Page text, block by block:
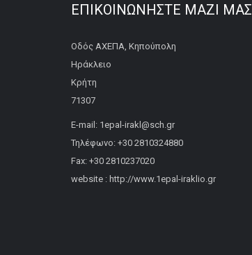
ΕΠΙΚΟΙΝΩΝΉΣΤΕ ΜΑΖΊ ΜΑΣ
Οδός ΑΧΕΠΑ, Κηπούπολη
Ηράκλειο
Κρήτη
71307
E-mail: 1epal-irakl@sch.gr
Τηλέφωνο: +30 2810324880
Fax: +30 2810237020
website : http://www.1epal-iraklio.gr